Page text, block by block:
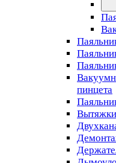
пинцета